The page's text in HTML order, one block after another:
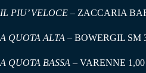
IL PIU’ VELOCE – ZACCARIA
A QUOTA ALTA – BOWERGIL SM
A QUOTA BASSA – VARENNE 1,00